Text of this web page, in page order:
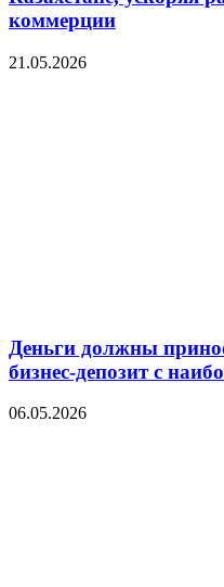
коммерции
21.05.2026
Деньги должны
бизнес-депозит с
06.05.2026